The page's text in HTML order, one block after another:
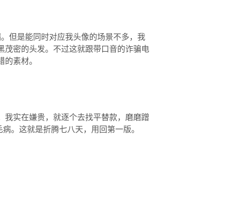
但是能同时对应我头像的场景不多，我
茂密的头发。不过这就跟带口音的诈骗电
素材。
我实在嫌贵，就逐个去找平替款，磨磨蹭
。这就是折腾七八天，用回第一版。